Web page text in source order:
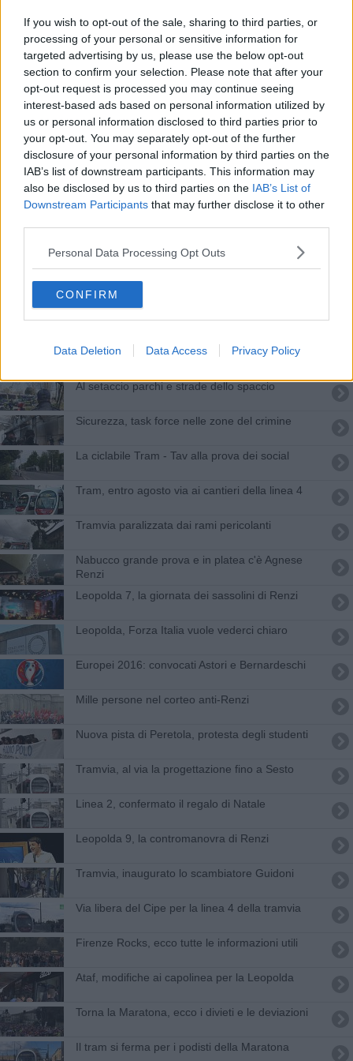
If you wish to opt-out of the sale, sharing to third parties, or
processing of your personal or sensitive information for
targeted advertising by us, please use the below opt-out
section to confirm your selection. Please note that after your
opt-out request is processed you may continue seeing
interest-based ads based on personal information utilized by
us or personal information disclosed to third parties prior to
your opt-out. You may separately opt-out of the further
disclosure of your personal information by third parties on the
IAB’s list of downstream participants. This information may
also be disclosed by us to third parties on the IAB’s List of
Downstream Participants that may further disclose it to other
Personal Data Processing Opt Outs
CONFIRM
Data Deletion Data Access Privacy Policy
Immagine
Tram fermo e piazza chiusa per albero
pericolante
​Tram, inviati al Mit i progetti per Campi e Sesto
Sviluppo a Ovest, verso il piano per Campi
Scambiatori per bici, bus e treni nella Metrocittà
Mobilità rivoluzionata contro lo smog, le novità
Novità per il tram, ecco il piano contro lo smog
Rione a ferro e fuoco, se questo è centro storico
Lo trovano massacrato di botte lungo la ferrovia
Biblioteca più accessibile, via libera al progetto
Al setaccio parchi e strade dello spaccio
Sicurezza, task force nelle zone del crimine
La ciclabile Tram - Tav alla prova dei social
Tram, entro agosto via ai cantieri della linea 4
Tramvia paralizzata dai rami pericolanti
Nabucco grande prova e in platea c'è Agnese
Renzi
Leopolda 7, la giornata dei sassolini di Renzi
Leopolda, Forza Italia vuole vederci chiaro
Europei 2016: convocati Astori e Bernardeschi
Mille persone nel corteo anti-Renzi
Nuova pista di Peretola, protesta degli studenti
Tramvia, al via la progettazione fino a Sesto
Linea 2, confermato il regalo di Natale
Leopolda 9, la contromanovra di Renzi
​Tramvia, inaugurato lo scambiatore Guidoni
Via libera del Cipe per la linea 4 della tramvia
​Firenze Rocks, ecco tutte le informazioni utili
Ataf, modifiche ai capolinea per la Leopolda
Torna la Maratona, ecco i divieti e le deviazioni
Il tram si ferma per i podisti della Maratona